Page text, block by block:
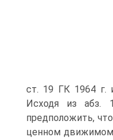
ст. 19 ГК 1964 г.
Исходя из
предположить,
ценном